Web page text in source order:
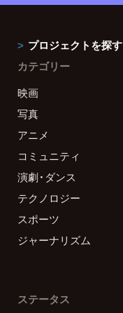
プロジェクトを探す
カテゴリー
映画
写真
アニメ
コミュニティ
演劇・ダンス
テクノロジー
スポーツ
ジャーナリズム
ステータス